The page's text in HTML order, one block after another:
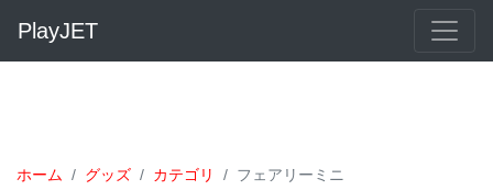
PlayJET
ホーム グッズ カテゴリ フェアリーミニ